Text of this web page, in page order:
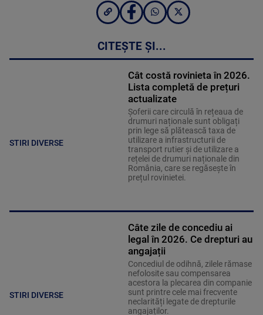
CITEȘTE ȘI...
STIRI DIVERSE
Cât costă rovinieta în 2026.
Lista completă de prețuri
actualizate
Șoferii care circulă în rețeaua de
drumuri naționale sunt obligați
prin lege să plătească taxa de
utilizare a infrastructurii de
transport rutier și de utilizare a
rețelei de drumuri naționale din
România, care se regăsește în
prețul rovinietei.
STIRI DIVERSE
Câte zile de concediu ai
legal în 2026. Ce drepturi au
angajații
Concediul de odihnă, zilele rămase
nefolosite sau compensarea
acestora la plecarea din companie
sunt printre cele mai frecvente
neclarități legate de drepturile
angajaților.